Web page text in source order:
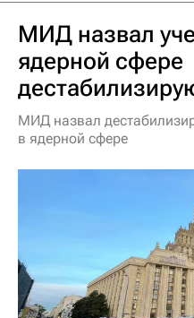
МИД назвал
ядерной сфере
МИД назвал
в ядерной сфере